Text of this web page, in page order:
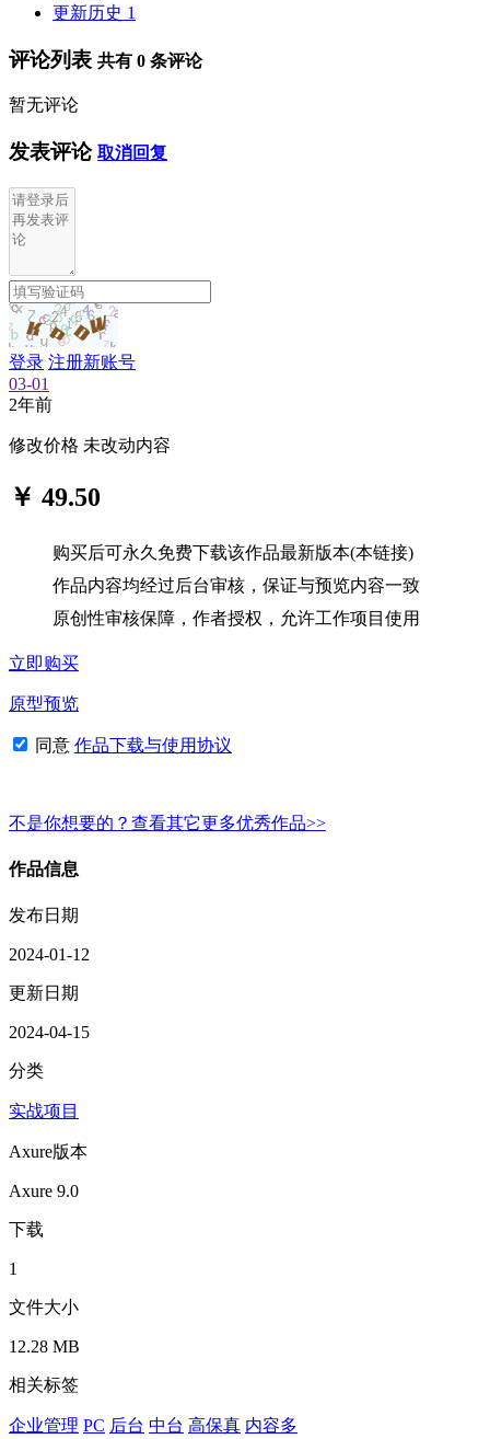
更新历史 1
评论列表 共有 0 条评论
暂无评论
发表评论 取消回复
登录 注册新账号
03-01
2年前
修改价格 未改动内容
￥ 49.50
购买后可永久免费下载该作品最新版本(本链接)
作品内容均经过后台审核，保证与预览内容一致
原创性审核保障，作者授权，允许工作项目使用
立即购买
原型预览
同意 作品下载与使用协议
不是你想要的？查看其它更多优秀作品>>
作品信息
发布日期
2024-01-12
更新日期
2024-04-15
分类
实战项目
Axure版本
Axure 9.0
下载
1
文件大小
12.28 MB
相关标签
企业管理 PC 后台 中台 高保真 内容多